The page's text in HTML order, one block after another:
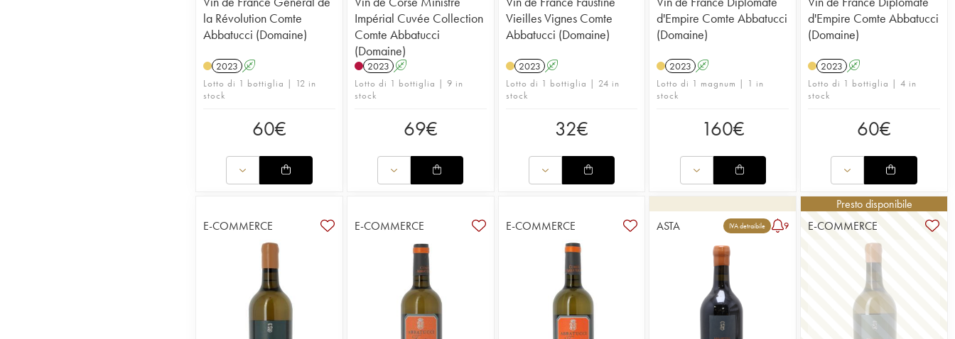
la Révolution Comte
Abbatucci (Domaine)
2023 A
Lotto di 1 bottiglia | 12 in
stock
60€
Impérial Cuvée Collection
Comte Abbatucci
(Domaine)
2023 A
Lotto di 1 bottiglia | 9 in
stock
69€
Vieilles Vignes Comte
Abbatucci (Domaine)
2023 A
Lotto di 1 bottiglia | 24 in
stock
32€
d'Empire Comte Abbatucci
(Domaine)
2023 A
Lotto di 1 magnum | 1 in
stock
160€
d'Empire Comte Abbatucci
(Domaine)
2023 A
Lotto di 1 bottiglia | 4 in
stock
60€
E-COMMERCE E-COMMERCE E-COMMERCE ASTA IVA detraibile 9
Presto disponibile
E-COMMERCE